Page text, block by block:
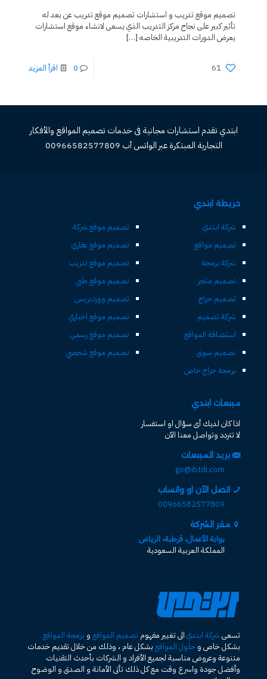
تصميم موقع تدريب و استشارات تصميم موقع تدريب عن بعد له
تأثير كبير على نجاح مركز التدريب الذي يسعى لانشاء موقع استشارات
يعرض الدورات التدريبية الخاصه […]
61
0 اقرأ المزيد
ابتدي تقدم استشارات مجانية فى خدمات تصميم المواقع والأفكار
التجارية المبتكرة عبر الواتس آب 00966582577809
خريطة ابتدي
شركة ابتدي
تصميم مواقع
شركة برمجة
تصميم متجر
تصميم حراج
شركة تصميم
استضافة المواقع
تصميم سوق
برمجة حراج خاص
تصميم موقع شركة
تصميم موقع عقاري
تصميم موقع تدريب
تصميم موقع طبي
تصميم ووردبريس
تصميم موقع اخباري
تصميم موقع رسمي
تصميم موقع شخصي
مبيعات ابتدي
اذا كان لديك أى سؤال او استفسار
لا تتردد وتواصل معنا الآن
بريد المبيعات
go@ibtdi.com
اتصل الآن او واتساب
00966582577809
مقر الشركة
بوابة الأعمال، قرطبة، الرياض
المملكة العربية السعودية
تسعى شركة ابتدي الى تغيير مفهوم تصميم المواقع و برمجة المواقع
بشكل خاص و حلول المواقع بشكل عام ، وذلك من خلال تقديم خدمات
متنوعة وعروض مناسبة لجميع الأفراد و الشركات بأحدث التقنيات
وأفضل جودة واسرع وقت مع كل ذلك تأتى الأمانة و الصدق و الوضوح